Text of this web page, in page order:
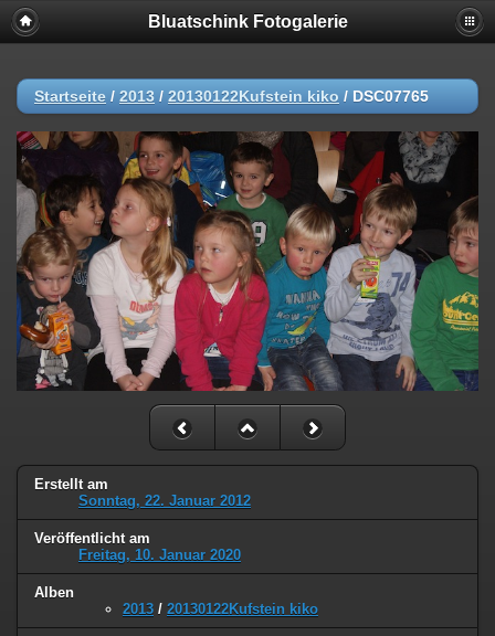
Bluatschink Fotogalerie
Startseite / 2013 / 20130122Kufstein kiko / DSC07765
Erstellt am
Sonntag, 22. Januar 2012
Veröffentlicht am
Freitag, 10. Januar 2020
Alben
2013 / 20130122Kufstein kiko